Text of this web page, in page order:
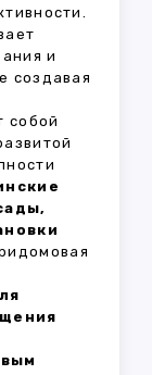
и
создавая
собой